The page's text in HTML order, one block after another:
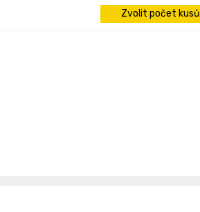
Zvolit počet kusů